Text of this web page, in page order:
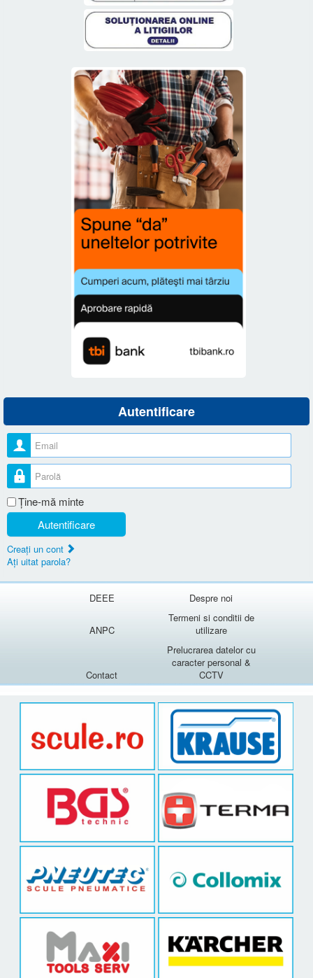
Autentificare
Nume utilizator
Parolă
Ţine-mă minte
Autentificare
Creaţi un cont
Aţi uitat parola?
DEEE Despre noi
ANPC
Termeni si conditii de
utilizare
Contact
Prelucrarea datelor cu
caracter personal &
CCTV